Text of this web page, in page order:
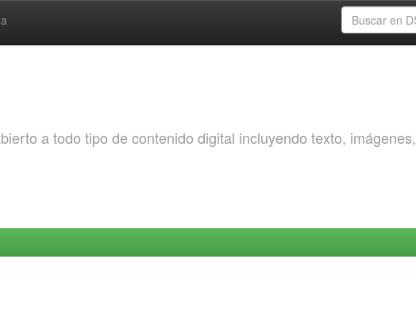
a todo tipo de contenido digital incluyendo texto, imágenes,